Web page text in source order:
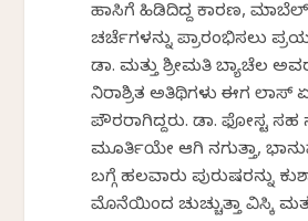
ಹಾಸಿಗೆ ಹಿಡಿದಿದ್ದ ಕಾರಣ,
ಚರ್ಚೆಗಳನ್ನು ಪ್ರಾರಂಭಿಸಲು
ಡಾ. ಮತ್ತು ಶ್ರೀಮತಿ ಬ್ಯಾಚೆಲರ್
ನಿರಾಶ್ರಿತ ಅತಿಥಿಗಳು ಈಗ ಲಾಸ್
ಪೌರರಾಗಿದ್ದರು. ಡಾ. ಫೋಸ್ಟರ್
ಮೂರ್ತಿಯೇ ಆಗಿ ನಗುತ್ತಾ,
ಬಗ್ಗೆ ಹಲವಾರು ಪುರುಷರನ್ನು
ಮೊನೆಯಿಂದ ಚುಚ್ಚುತ್ತಾ ವಿಸ್ಕಿ